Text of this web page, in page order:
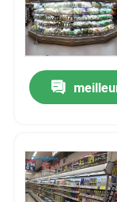
refroidisseur
Refroidisseur
Refroidisseur